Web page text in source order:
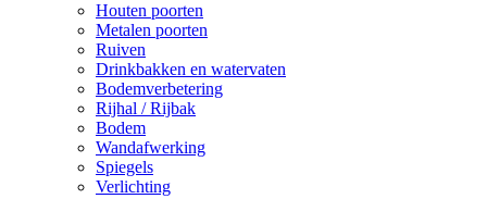
Houten poorten
Metalen poorten
Ruiven
Drinkbakken en watervaten
Bodemverbetering
Rijhal / Rijbak
Bodem
Wandafwerking
Spiegels
Verlichting